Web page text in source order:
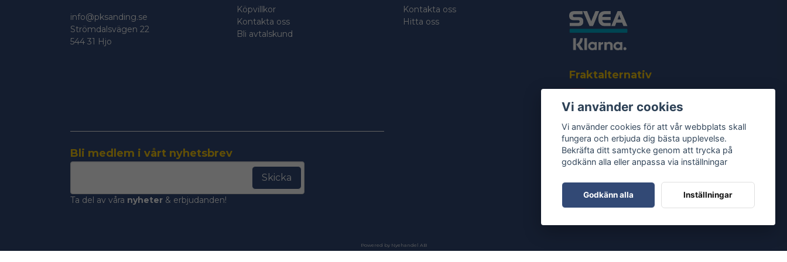
info@pksanding.se
Strömdalsvägen 22
544 31 Hjo
Köpvillkor
Kontakta oss
Bli avtalskund
Kontakta oss
Hitta oss
Fraktalternativ
Bli medlem i vårt nyhetsbrev
Skicka
Ta del av våra nyheter & erbjudanden!
Powered by Nyehandel AB
Vi använder cookies
Vi använder cookies för att vår webbplats skall
fungera och erbjuda dig bästa upplevelse.
Bekräfta ditt samtycke genom att trycka på
godkänn alla eller anpassa via inställningar
Godkänn alla Inställningar